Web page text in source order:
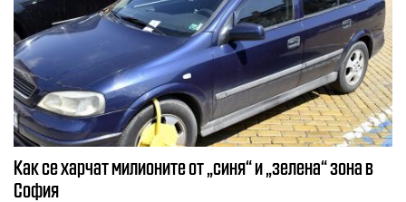
Как се харчат милионите от „синя“ и „зелена“ зона в
София